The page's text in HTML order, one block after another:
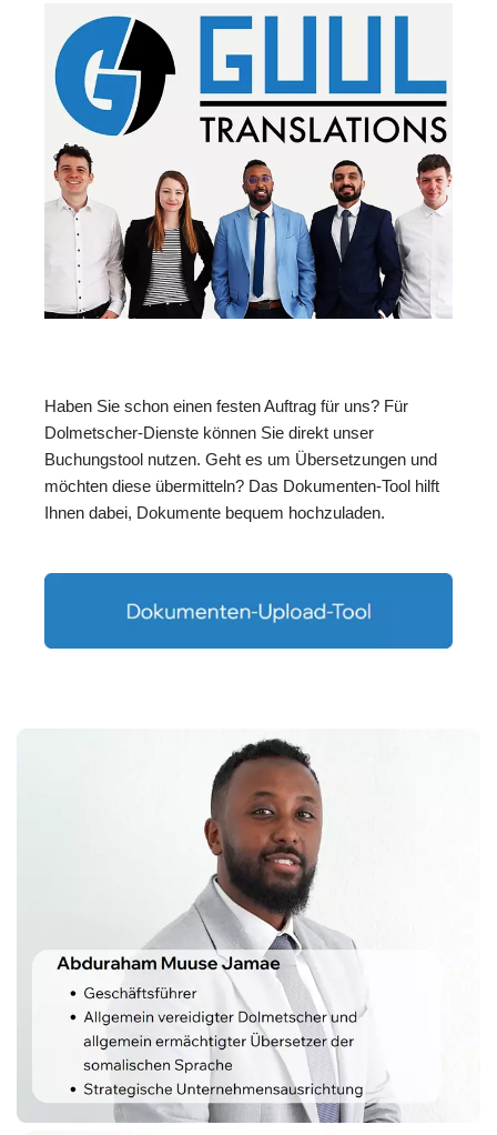
Haben Sie schon einen festen Auftrag für uns? Für
Dolmetscher-Dienste können Sie direkt unser
Buchungstool nutzen. Geht es um Übersetzungen und
möchten diese übermitteln? Das Dokumenten-Tool hilft
Ihnen dabei, Dokumente bequem hochzuladen.